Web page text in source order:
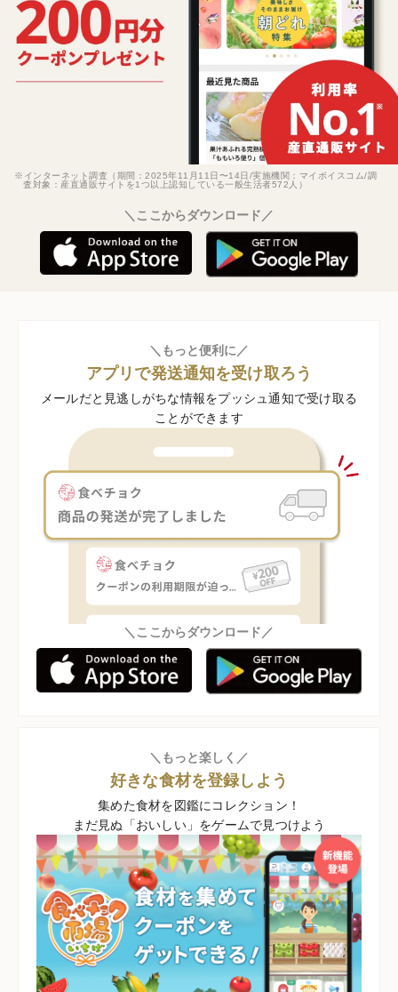
※インターネット調査（期間：2025年11月11日〜14日/実施機関：マイボイスコム/調
査対象：産直通販サイトを1つ以上認知している一般生活者572人）
＼ここからダウンロード／
＼もっと便利に／
アプリで発送通知を受け取ろう
メールだと見逃しがちな情報をプッシュ通知で受け取る
ことができます
＼ここからダウンロード／
＼もっと楽しく／
好きな食材を登録しよう
集めた食材を図鑑にコレクション！
まだ見ぬ「おいしい」をゲームで見つけよう